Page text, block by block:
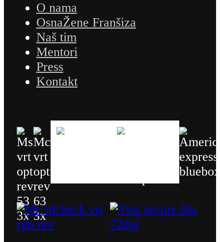
O nama
OsnaŽene Franšiza
Naš tim
Mentori
Press
Kontakt